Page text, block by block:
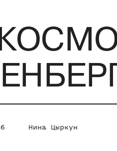
Нина Цыркун